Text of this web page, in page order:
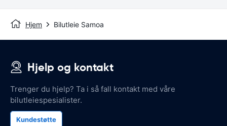
Hjem Bilutleie Samoa
Hjelp og kontakt
Trenger du hjelp? Ta i så fall kontakt med våre
bilutleiespesialister.
Kundestøtte